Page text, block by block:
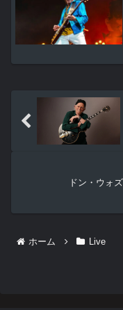
ドン・ウォ
ホーム Live